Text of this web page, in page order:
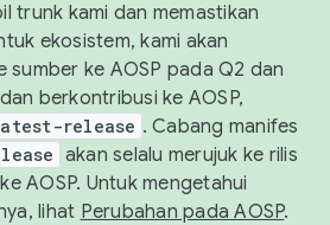
trunk kami dan memastikan
ekosistem, kami akan
sumber ke AOSP pada Q2 dan
berkontribusi ke AOSP,
release . Cabang manifes
akan selalu merujuk ke rilis
AOSP. Untuk mengetahui
lihat Perubahan pada AOSP.